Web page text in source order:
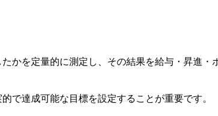
を定量的に測定し、その結果を給与・昇進・
で達成可能な目標を設定することが重要です。